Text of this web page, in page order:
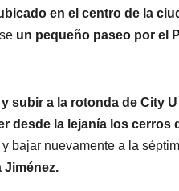
en el centro de la
un pequeño paseo por el
subir a la rotonda de City U
desde la lejanía los cerros
y bajar nuevamente a la
Jiménez.